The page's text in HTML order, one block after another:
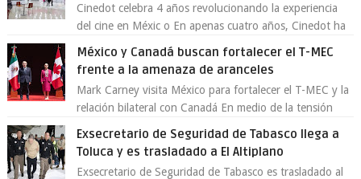
Cinedot celebra 4 años revolucionando la experiencia
del cine en Méxic o En apenas cuatro años, Cinedot ha
México y Canadá buscan fortalecer el T-MEC
frente a la amenaza de aranceles
Mark Carney visita México para fortalecer el T-MEC y la
relación bilateral con Canadá En medio de la tensión
Exsecretario de Seguridad de Tabasco llega a
Toluca y es trasladado a El Altiplano
Exsecretario de Seguridad de Tabasco es trasladado al